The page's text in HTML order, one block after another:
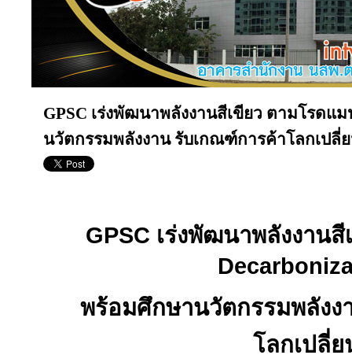
GPSC เร่งพัฒนาพลังงานสีเขียว ตามโรดแ
นวัตกรรมพลังงาน รับเกณฑ์การค้าโลกเปลี่
GPSC เร่งพัฒนาพลังงาน
พร้อมศึกษานวัตกรรมพลัง
โลกเปลี่ย